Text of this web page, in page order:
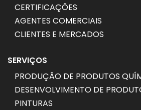
CERTIFICAÇÕES
AGENTES COMERCIAIS
CLIENTES E MERCADOS
SERVIÇOS
PRODUÇÃO DE PRODUTOS
DESENVOLVIMENTO DE
PINTURAS